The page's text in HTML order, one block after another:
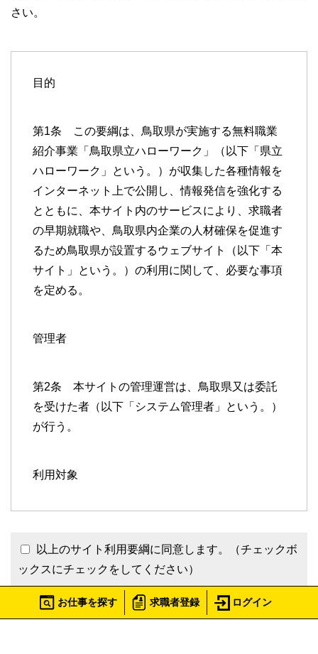
さい。
目的
第1条 この要綱は、鳥取県が実施する無料職業
紹介事業「鳥取県立ハローワーク」（以下「県立
ハローワーク」という。）が収集した各種情報を
インターネット上で公開し、情報発信を強化する
とともに、本サイト内のサービスにより、求職者
の早期就職や、鳥取県内企業の人材確保を促進す
るため鳥取県が設置するウェブサイト（以下「本
サイト」という。）の利用に関して、必要な事項
を定める。
管理者
第2条 本サイトの管理運営は、鳥取県又は委託
を受けた者（以下「システム管理者」という。）
が行う。
利用対象
への県内就職を希望する求職者及び県内採用を希
望する鳥取県内企業（鳥取県内に本社、支社、支
企業）とする。
以上のサイト利用要綱に同意します。（チェックボ
ックスにチェックをしてください）
お仕事を探す ログイン
求職者登録